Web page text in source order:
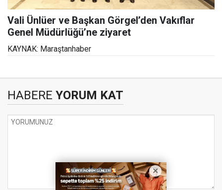
Vali Ünlüer ve Başkan Görgel’den Vakıflar
Genel Müdürlüğü’ne ziyaret
KAYNAK: Maraştanhaber
HABERE YORUM KAT